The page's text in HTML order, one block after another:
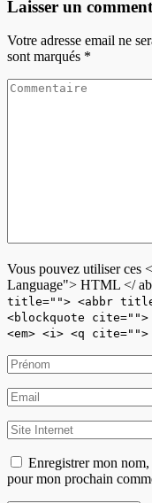
Laisser un
Votre adresse email ne
sont marqués *
Vous pouvez utiliser ces
Language"> HTML </
title=""> <abbr
<blockquote
<em> <i> <q
Enregistrer mon
pour mon prochain